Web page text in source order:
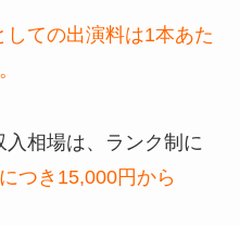
ての出演料は1本あた
入相場は、ランク制に
つき15,000円から